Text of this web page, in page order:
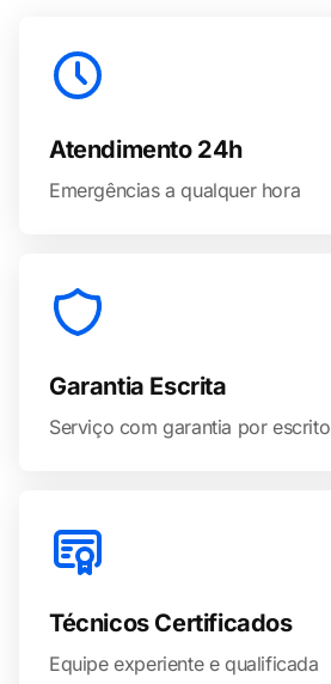
Atendimento 24h
Emergências a qualquer hora
Garantia Escrita
Serviço com garantia por escrito
Técnicos Certificados
Equipe experiente e qualificada